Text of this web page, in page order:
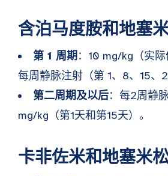
含泊马度胺和地塞
第 1 周期 ：10 mg/kg（实际
每周静脉注射（第 1、8、15、
第二周期及以后：每2周静
mg/kg（第1天和第15天）。
卡非佐米和地塞米